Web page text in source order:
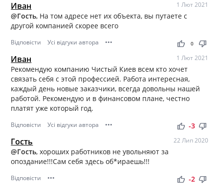
Иван 1 Лют 2021
@Гость, На том адресе нет их объекта, вы путаете с
другой компанией скорее всего
Відповісти Усі відгуки автора ••• thumb_up thumb_down
0
Иван 1 Лют 2021
Рекомендую компанию Чистый Киев всем кто хочет
связать себя с этой профессией. Работа интересная,
каждый день новые заказчики, всегда довольны нашей
работой. Рекомендую и в финансовом плане, честно
платят уже который год.
Відповісти Усі відгуки автора ••• thumb_up thumb_down
-3
Гость 22 Лип 2020
@Гость, хороших работников не увольняют за
опоздание!!!Сам себя здесь об*ираешь!!!
Відповісти ••• thumb_up thumb_down
-2